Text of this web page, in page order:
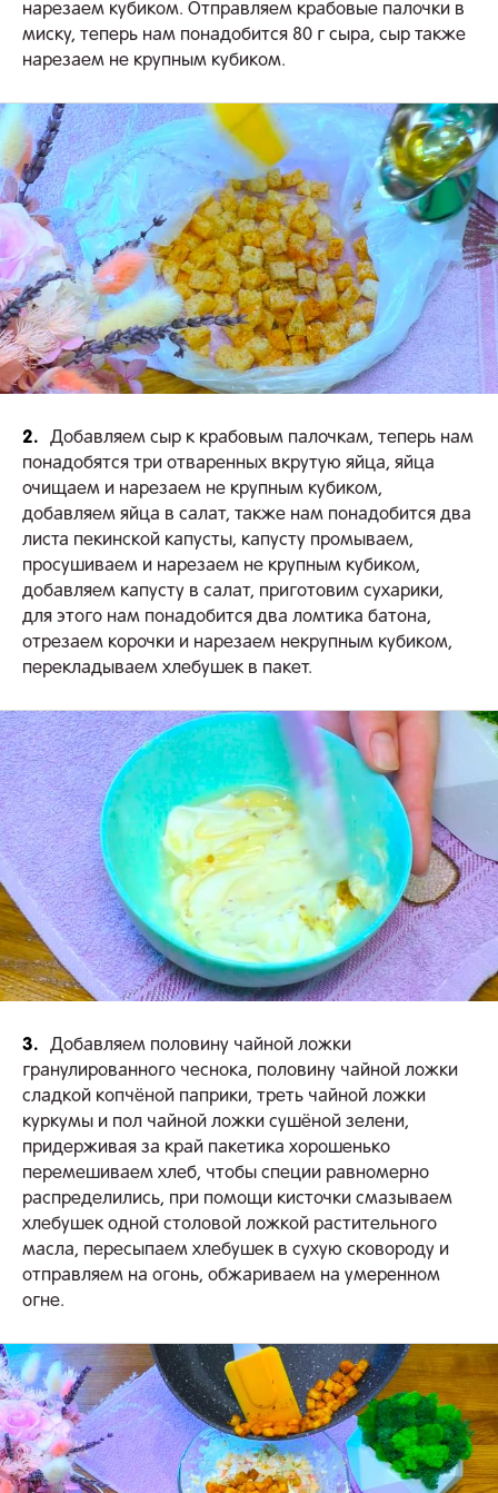
нарезаем кубиком. Отправляем крабовые палочки в
миску, теперь нам понадобится 80 г сыра, сыр также
нарезаем не крупным кубиком.
2.
Добавляем сыр к крабовым палочкам, теперь нам
понадобятся три отваренных вкрутую яйца, яйца
очищаем и нарезаем не крупным кубиком,
добавляем яйца в салат, также нам понадобится два
листа пекинской капусты, капусту промываем,
просушиваем и нарезаем не крупным кубиком,
добавляем капусту в салат, приготовим сухарики,
для этого нам понадобится два ломтика батона,
отрезаем корочки и нарезаем некрупным кубиком,
перекладываем хлебушек в пакет.
3.
Добавляем половину чайной ложки
гранулированного чеснока, половину чайной ложки
сладкой копчёной паприки, треть чайной ложки
куркумы и пол чайной ложки сушёной зелени,
придерживая за край пакетика хорошенько
перемешиваем хлеб, чтобы специи равномерно
распределились, при помощи кисточки смазываем
хлебушек одной столовой ложкой растительного
масла, пересыпаем хлебушек в сухую сковороду и
отправляем на огонь, обжариваем на умеренном
огне.